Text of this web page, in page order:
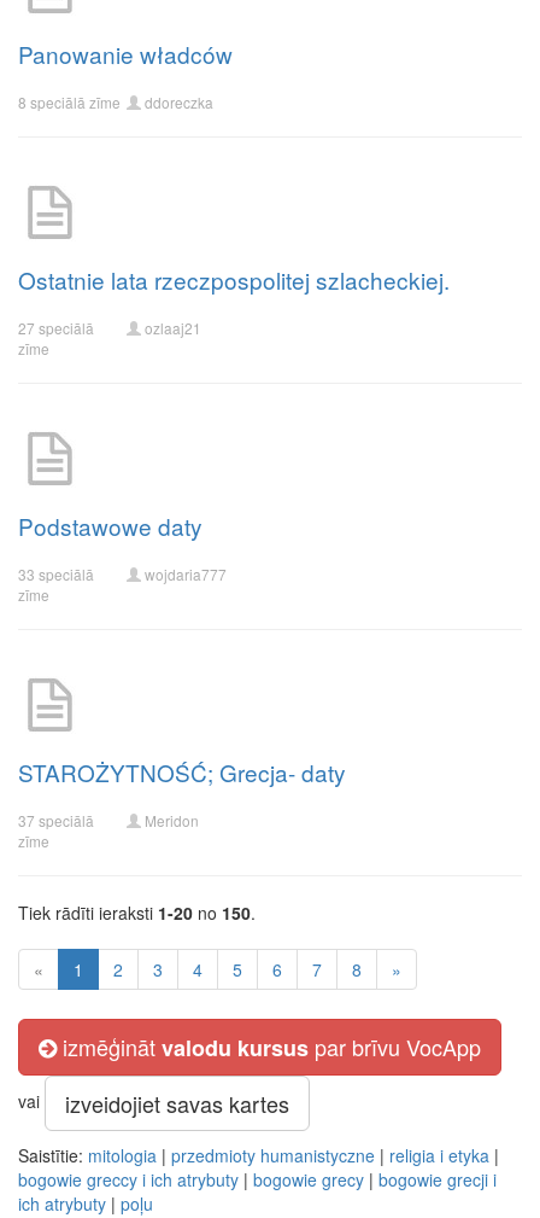
Panowanie władców
8 speciālā zīme ddoreczka
Ostatnie lata rzeczpospolitej szlacheckiej.
27 speciālā
zīme
ozlaaj21
Podstawowe daty
33 speciālā
zīme
wojdaria777
STAROŻYTNOŚĆ; Grecja- daty
37 speciālā
zīme
Meridon
Tiek rādīti ieraksti 1-20 no 150.
« 1 2 3 4 5 6 7 8 »
izmēģinātvalodu kursus par brīvu VocApp
vai izveidojiet savas kartes
Saistītie: mitologia | przedmioty humanistyczne | religia i etyka |
bogowie greccy i ich atrybuty | bogowie grecy | bogowie grecji i
ich atrybuty | poļu